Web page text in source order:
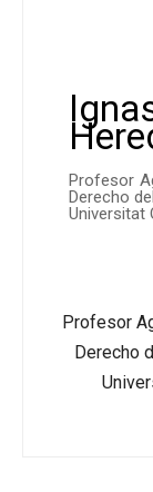
Profesor
Derecho
Universitat
Profesor
Derecho